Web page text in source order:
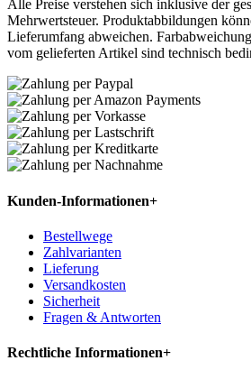
Alle Preise verstehen sich inklusive der
Mehrwertsteuer. Produktabbildungen
Lieferumfang abweichen.
vom gelieferten Artikel sind technisch
Kunden-Informationen+
Bestellwege
Zahlvarianten
Lieferung
Versandkosten
Sicherheit
Fragen & Antworten
Rechtliche Informationen+